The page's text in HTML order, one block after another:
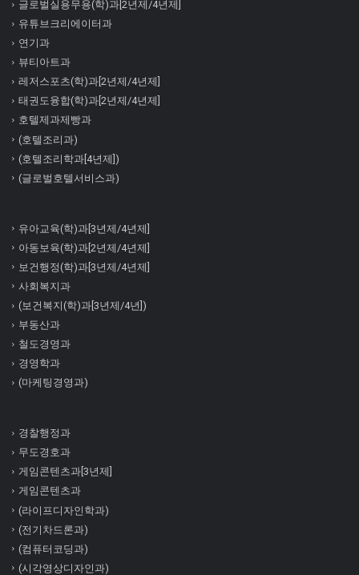
글로벌실용무용(학)과[2년제/4년제]
유튜브크리에이터과
연기과
뷰티아트과
레저스포츠(학)과[2년제/4년제]
태권도융합(학)과[2년제/4년제]
호텔제과제빵과
(호텔조리과)
(호텔조리학과[4년제])
(글로벌호텔서비스과)
유아교육(학)과[3년제/4년제]
아동보육(학)과[2년제/4년제]
보건행정(학)과[3년제/4년제]
사회복지과
(보건복지(학)과[3년제/4년])
부동산과
철도경영과
경영학과
(마케팅경영과)
경찰행정과
무도경호과
게임콘텐츠과[3년제]
게임콘텐츠과
(라이프디자인학과)
(전기차드론과)
(컴퓨터코딩과)
(시각영상디자인과)